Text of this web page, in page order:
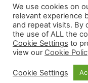
#1
←Anterior
Copyright © 2026
We use cookies on
relevant experience
and repeat visits. By
the use of ALL the
Cookie Settings to
view our Cookie
Cookie Settings